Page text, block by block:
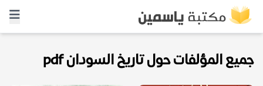
جميع المؤلفات حول تاريخ السودان pdf